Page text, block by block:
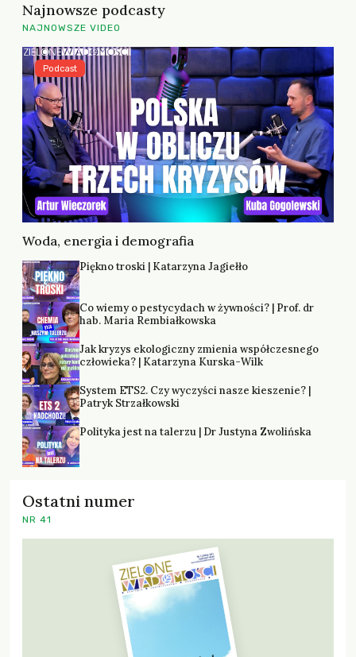
Najnowsze podcasty
NAJNOWSZE VIDEO
Woda, energia i demografia
Podcast
Piękno troski | Katarzyna Jagiełło
Co wiemy o pestycydach w żywności? | Prof. dr
hab. Maria Rembiałkowska
Jak kryzys ekologiczny zmienia współczesnego
człowieka? | Katarzyna Kurska-Wilk
System ETS2. Czy wyczyści nasze kieszenie? |
Patryk Strzałkowski
Polityka jest na talerzu | Dr Justyna Zwolińska
Ostatni numer
NR 41